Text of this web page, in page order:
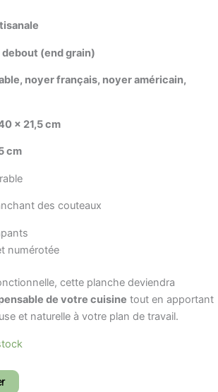
debout (end grain)
noyer français, noyer américain,
× 21,5 cm
cm
des couteaux
numérotée
cette planche deviendra
de votre cuisine tout en apportant
et naturelle à votre plan de travail.